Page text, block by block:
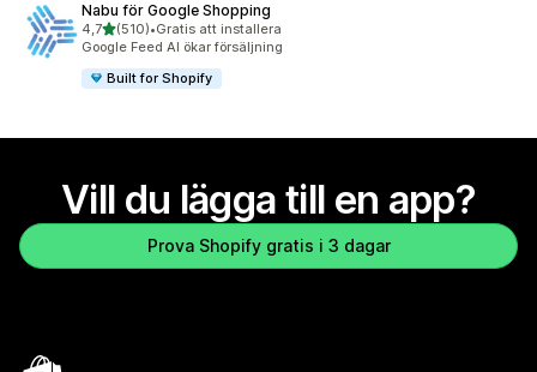
Nabu för Google Shopping
4,7av 5 stjärnor
(510)
510 recensioner totalt
•Gratis att installera
Google Feed AI ökar försäljning
Built for Shopify
Vill du lägga till en app?
Prova Shopify gratis i 3 dagar